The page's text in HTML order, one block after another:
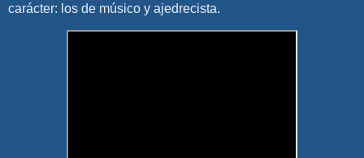
carácter: los de músico y ajedrecista.